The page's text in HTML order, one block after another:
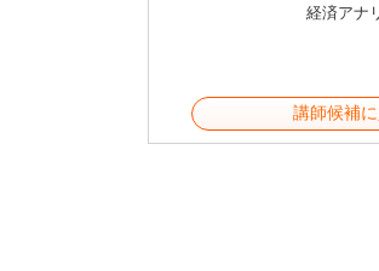
経済アナ
講師候補